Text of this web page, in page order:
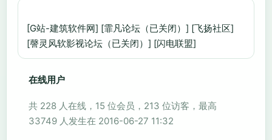
[G站-建筑软件网] [霏凡论坛（已关闭）] [飞扬社区]
[謦灵风软影视论坛（已关闭）] [闪电联盟]
在线用户
共 228 人在线，15 位会员，213 位访客，最高
33749 人发生在 2016-06-27 11:32